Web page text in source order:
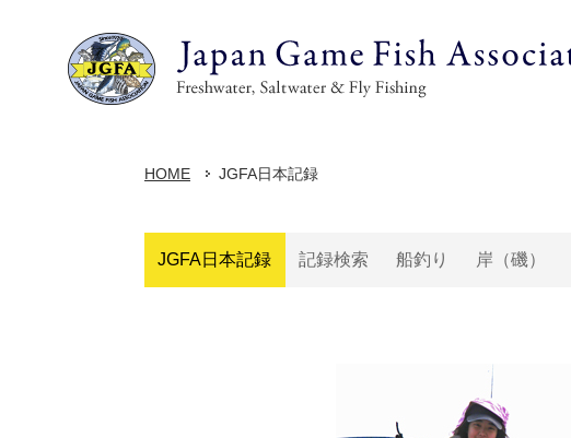
HOME JGFA日本記録
JGFA日本記録 記録検索 船釣り 岸（磯）